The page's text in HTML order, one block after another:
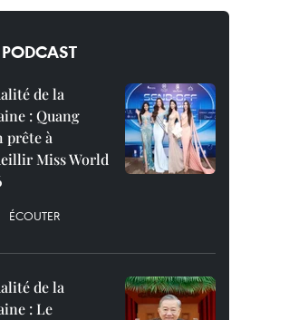
PODCAST
de la
: Quang
prête à
Miss World
ÉCOUTER
de la
: Le